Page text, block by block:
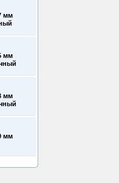
мм
мм
мм
мм